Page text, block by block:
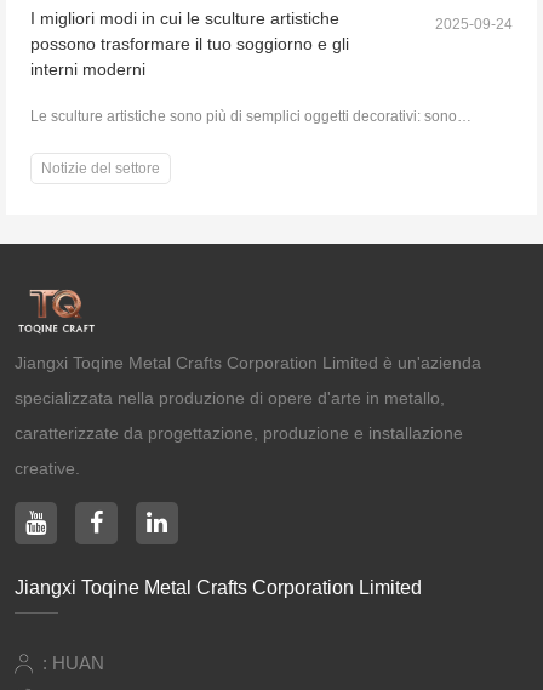
I migliori modi in cui le sculture artistiche
possono trasformare il tuo soggiorno e gli
interni moderni
2025-09-24
Le sculture artistiche sono più di semplici oggetti decorativi: sono
Notizie del settore
Jiangxi Toqine Metal Crafts Corporation Limited
: HUAN
Jiangxi Toqine Metal Crafts Corporation Limited è un'azienda
specializzata nella produzione di opere d'arte in metallo,
caratterizzate da progettazione, produzione e installazione
creative.